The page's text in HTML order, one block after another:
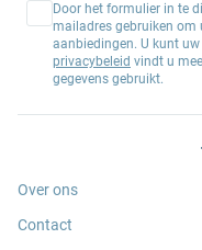
Door het formulier in te
mailadres gebruiken om
aanbiedingen. U kunt
privacybeleid vindt u
gegevens gebruikt.
Over ons
Contact